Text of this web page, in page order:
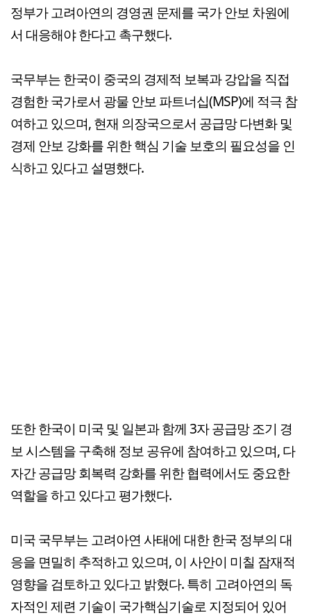
정부가 고려아연의 경영권 문제를 국가 안보 차원에
서 대응해야 한다고 촉구했다.
국무부는 한국이 중국의 경제적 보복과 강압을 직접
경험한 국가로서 광물 안보 파트너십(MSP)에 적극 참
여하고 있으며, 현재 의장국으로서 공급망 다변화 및
경제 안보 강화를 위한 핵심 기술 보호의 필요성을 인
식하고 있다고 설명했다.
또한 한국이 미국 및 일본과 함께 3자 공급망 조기 경
보 시스템을 구축해 정보 공유에 참여하고 있으며, 다
자간 공급망 회복력 강화를 위한 협력에서도 중요한
역할을 하고 있다고 평가했다.
미국 국무부는 고려아연 사태에 대한 한국 정부의 대
응을 면밀히 추적하고 있으며, 이 사안이 미칠 잠재적
영향을 검토하고 있다고 밝혔다. 특히 고려아연의 독
자적인 제련 기술이 국가핵심기술로 지정되어 있어